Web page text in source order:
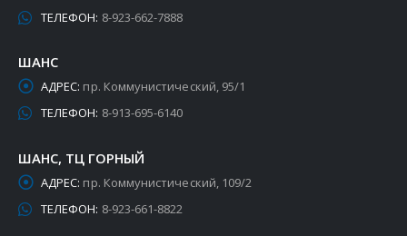
ТЕЛЕФОН: 8-923-662-7888
ШАНС
АДРЕС: пр. Коммунистический, 95/1
ТЕЛЕФОН: 8-913-695-6140
ШАНС, ТЦ ГОРНЫЙ
АДРЕС: пр. Коммунистический, 109/2
ТЕЛЕФОН: 8-923-661-8822